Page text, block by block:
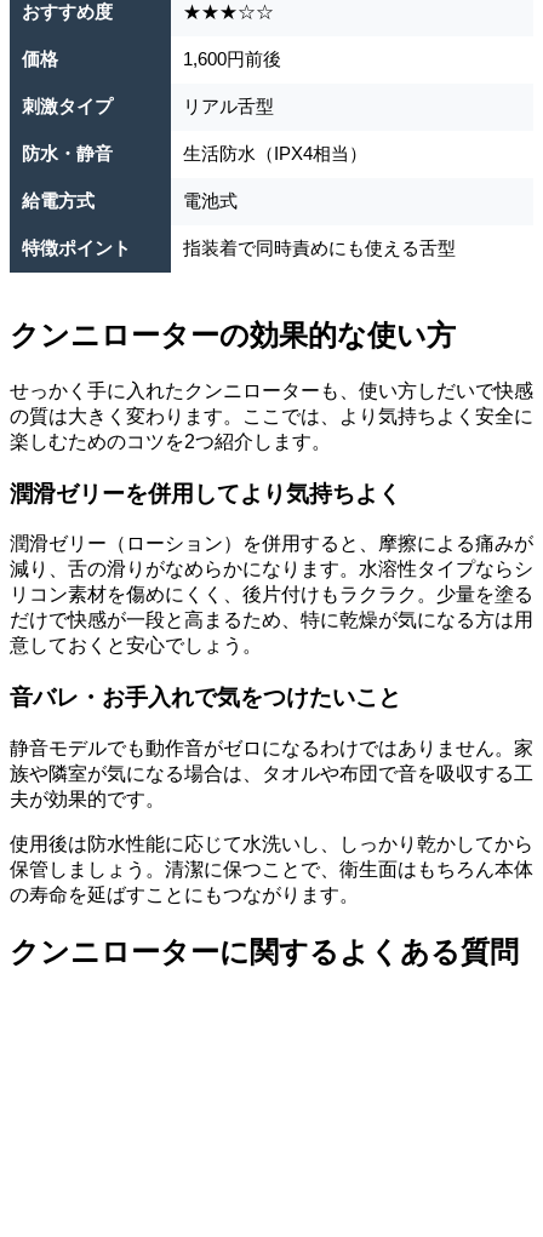
おすすめ度 ★★★☆☆
価格 1,600円前後
刺激タイプ リアル舌型
防水・静音 生活防水（IPX4相当）
給電方式 電池式
特徴ポイント 指装着で同時責めにも使える舌型
クンニローターの効果的な使い方
せっかく手に入れたクンニローターも、使い方しだいで快感
の質は大きく変わります。ここでは、より気持ちよく安全に
楽しむためのコツを2つ紹介します。
潤滑ゼリーを併用してより気持ちよく
潤滑ゼリー（ローション）を併用すると、摩擦による痛みが
減り、舌の滑りがなめらかになります。水溶性タイプならシ
リコン素材を傷めにくく、後片付けもラクラク。少量を塗る
だけで快感が一段と高まるため、特に乾燥が気になる方は用
意しておくと安心でしょう。
音バレ・お手入れで気をつけたいこと
静音モデルでも動作音がゼロになるわけではありません。家
族や隣室が気になる場合は、タオルや布団で音を吸収する工
夫が効果的です。
使用後は防水性能に応じて水洗いし、しっかり乾かしてから
保管しましょう。清潔に保つことで、衛生面はもちろん本体
の寿命を延ばすことにもつながります。
クンニローターに関するよくある質問